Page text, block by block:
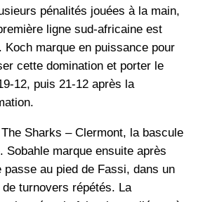
pénalités jouées à la main,
ligne sud-africaine est
Koch marque en puissance pour
cette domination et porter le
12, puis 21-12 après la
Sharks – Clermont, la bascule
Sobahle marque ensuite après
passe au pied de Fassi, dans un
turnovers répétés. La